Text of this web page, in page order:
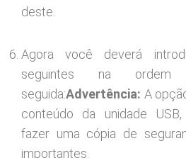
deste.
Agora você deverá
seguintes na ordem
seguida:Advertência: A
conteúdo da unidade
fazer uma cópia de
importantes.